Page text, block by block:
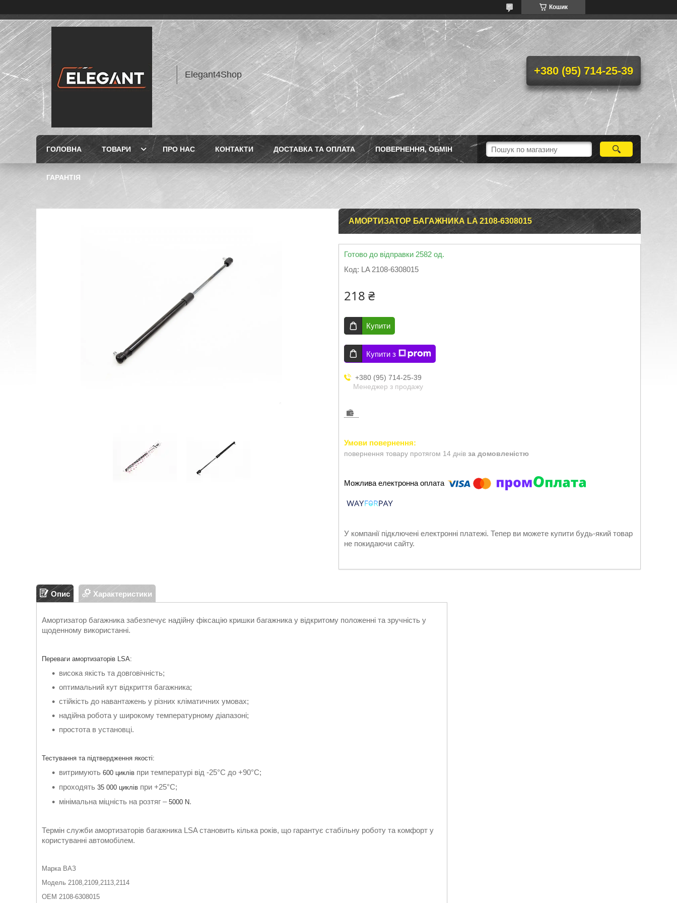
Кошик
Elegant4Shop +380 (95) 714-25-39
ГОЛОВНА ТОВАРИ ПРО НАС КОНТАКТИ ДОСТАВКА ТА ОПЛАТА ПОВЕРНЕННЯ, ОБМІН
ГАРАНТІЯ
АМОРТИЗАТОР БАГАЖНИКА LA 2108-6308015
Готово до відправки 2582 од.
Код: LA 2108-6308015
218 ₴
Купити
Купити з
+380 (95) 714-25-39
Менеджер з продажу
повернення товару протягом 14 днів за домовленістю
У компанії підключені електронні платежі. Тепер ви можете купити будь-який товар
не покидаючи сайту.
Опис Характеристики
Амортизатор багажника забезпечує надійну фіксацію кришки багажника у відкритому положенні та зручність у
щоденному використанні.
Переваги амортизаторів LSA:
висока якість та довговічність;
оптимальний кут відкриття багажника;
стійкість до навантажень у різних кліматичних умовах;
надійна робота у широкому температурному діапазоні;
простота в установці.
Тестування та підтвердження якості:
витримують 600 циклів при температурі від -25°C до +90°C;
проходять 35 000 циклів при +25°C;
мінімальна міцність на розтяг – 5000 N.
Термін служби амортизаторів багажника LSA становить кілька років, що гарантує стабільну роботу та комфорт у
користуванні автомобілем.
МаркаВАЗ
Модель 2108,2109,2113,2114
ОЕМ 2108-6308015